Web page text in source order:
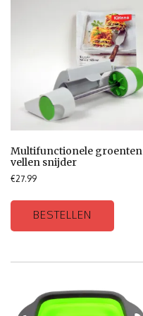
Multifunctionele groenten
vellen snijder
€27.99
BESTELLEN